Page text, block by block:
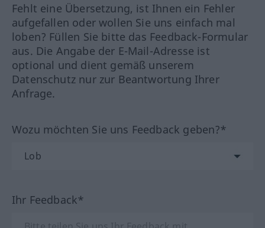
Fehlt eine Übersetzung, ist Ihnen ein Fehler
aufgefallen oder wollen Sie uns einfach mal
loben? Füllen Sie bitte das Feedback-Formular
aus. Die Angabe der E-Mail-Adresse ist
optional und dient gemäß unserem
Datenschutz nur zur Beantwortung Ihrer
Anfrage.
Wozu möchten Sie uns Feedback geben?*
Ihr Feedback*